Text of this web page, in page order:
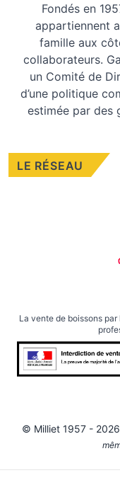
Fondés en
appartiennent
famille aux
collaborateurs.
un Comité de
d’une politique
estimée par des
LE RÉSEAU
La vente de boissons
© Milliet1957 -